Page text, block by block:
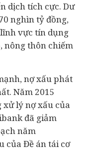
dịch tích cực. Dư
nghìn tỷ đồng,
vực tín dụng
nông thôn chiếm
nợ xấu phát
Năm 2015
lý nợ xấu của
đã giảm
năm
của Đề án tái cơ